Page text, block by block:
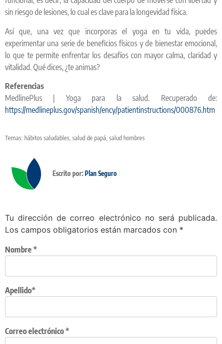
sin riesgo de lesiones, lo cual es clave para la longevidad física.
Así que, una vez que incorporas el yoga en tu vida, puedes
experimentar una serie de beneficios físicos y de bienestar emocional,
lo que te permite enfrentar los desafíos con mayor calma, claridad y
vitalidad. Qué dices, ¿te animas?
Referencias
MedlinePlus | Yoga para la salud. Recuperado de:
https://medlineplus.gov/spanish/ency/patientinstructions/000876.htm
Temas: hábitos saludables salud de papá salud hombres
Escrito por: Plan Seguro
Tu dirección de correo electrónico no será publicada.
Los campos obligatorios están marcados con *
Apellido*
Nombre*
Correo electrónico*